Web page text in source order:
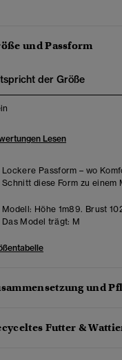
und Passform
der Größe
Lesen
Lockere Passform – wo
Schnitt diese Form zu einem
Modell: Höhe 1m89. Brust
Das Model trägt: M
und
Futter &